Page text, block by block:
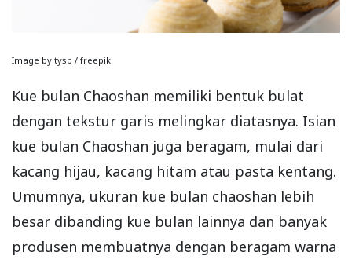
Image by tysb / freepik
Kue bulan Chaoshan memiliki bentuk bulat
dengan tekstur garis melingkar diatasnya. Isian
kue bulan Chaoshan juga beragam, mulai dari
kacang hijau, kacang hitam atau pasta kentang.
Umumnya, ukuran kue bulan chaoshan lebih
besar dibanding kue bulan lainnya dan banyak
produsen membuatnya dengan beragam warna